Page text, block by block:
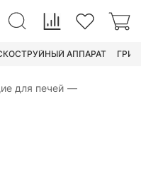
АППАРАТ
для печей —